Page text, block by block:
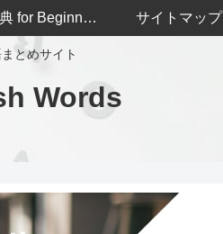
とめサイト
Words
英単語辞典 for Beginners サイトマップ